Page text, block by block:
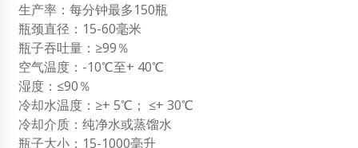
生产率：每分钟最多150瓶
瓶颈直径：15-60毫米
瓶子吞吐量：≥99％
空气温度：-10℃至+ 40℃
湿度：≤90％
冷却水温度：≥+ 5℃； ≤+ 30℃
冷却介质：纯净水或蒸馏水
瓶子大小：15-1000毫升